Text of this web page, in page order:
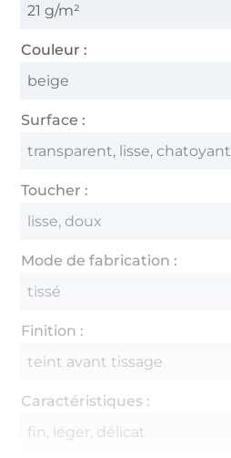
21 g/m²
Couleur :
beige
Surface :
transparent, lisse, chatoyant
Toucher :
lisse, doux
Mode de fabrication :
tissé
Finition :
teint avant tissage
Caractéristiques :
fin, léger, délicat